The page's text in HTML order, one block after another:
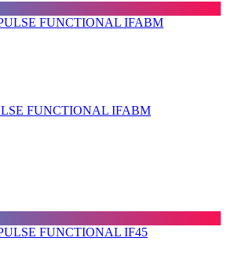
FUNCTIONAL IFABM